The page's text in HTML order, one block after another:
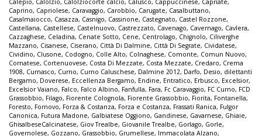
Calepio, Calolzio, Calolziocorte calcio, Calusco, Cappuccinese, Capriate,
Caprino, Capriolese, Caravaggio, Carobbio, Carugate, Casalbuttano,
Casalmaiocco, Casazza, Casnigo, Cassinone, Castegnato, Castel Rozzone,
Castellana, Castellese, Castelnuovo, Castrezzato, Cavenago, Cavernago, Cavlera,
Cazzaghese, Celadina, Cenate Sotto, Cene, Centrolago, Chignolo, Ciliverghe
Mazzano, Cisanese, Ciserano, Città Di Dalmine, Città Di Segrate, Cividatese,
Cividino, Clusone, Codogno, Colle Alto, Colnaghese, Comonte, Comun Nuovo,
Cornatese, Cortenuovese, Costa Di Mezzate, Costa Mezzate, Credaro, Crema
1908, Curnasco, Curno, Curno Caluschese, Dalmine 2012, Darfo, Desio, dilettanti
Bergamo, Doverese, Eccellenza Bergamo, Endine, Entratico, Erbusco, Excelsior,
Excelsior Vaiano, Falco, Falco Albino, Fanfulla, Fara, Fc Caravaggio, FC Curno, FCD
Grassobbio, Filago, Fiorente Colognola, Fiorente Grassobbio, Fiorita, Fontanella,
Foresto, Fornovo, Forza & Costanza, Forza e Costanza, Frassati Ranica, Fulgor
Canonica, Futura Madone, Galbiatese Oggiono, Gandinese, Gavarnese, Ghiaie,
GhisalbeseCalcinatese, Giov Trealbe, Giovanile Trealbe, Gorlago, Gorle,
Governolese, Gozzano, Grassobbio, Grumellese, Immacolata Alzano,